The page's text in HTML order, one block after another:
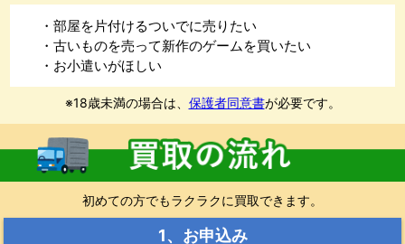
・部屋を片付けるついでに売りたい
・古いものを売って新作のゲームを買いたい
・お小遣いがほしい
※18歳未満の場合は、 保護者同意書が必要です。
初めての方でもラクラクに買取できます。
1、お申込み